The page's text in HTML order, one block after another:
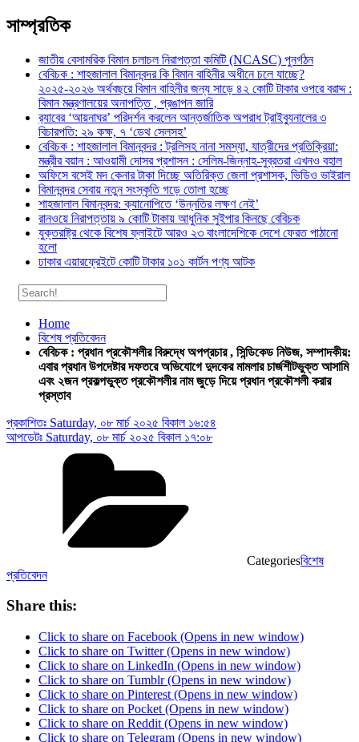
সাম্প্রতিক
জাতীয় বেসামরিক বিমান চলাচল নিরাপত্তা কমিটি (NCASC) পুনর্গঠন
বেবিচক : শাহজালাল বিমানবন্দর কি বিমান বাহিনীর অধীনে চলে যাচ্ছে?
২০২৫-২০২৬ অর্থবছরে বিমান বাহিনীর জন্য সাড়ে ৪২ কোটি টাকার ওপরে বরাদ্দ :
বিমান মন্ত্রণালয়ের অনাপত্তি , প্রঙাপন জারি
র‍্যাবের ‘আয়নাঘর’ পরিদর্শন করলেন আন্তর্জাতিক অপরাধ ট্রাইব্যুনালের ৩
বিচারপতি: ২৯ কক্ষ, ৭ ‘ডেথ সেলসহ’
বেবিচক : শাহজালাল বিমানবন্দর : ট্রলিসহ নানা সমস্যা, যাত্রীদের প্রতিক্রিয়া:
মন্ত্রীর বয়ান : আওয়ামী দোসর প্রশাসন : সেলিম-জিন্নাহ-সুব্রতরা এখনও বহাল
অফিসে বসেই মদ কেনার টাকা দিচ্ছে অতিরিক্ত জেলা প্রশাসক, ভিডিও ভাইরাল
বিমানবন্দর সেবায় নতুন সংস্কৃতি গড়ে তোলা হচ্ছে
শাহজালাল বিমানবন্দর: ক্যানোপিতে ‘উন্নতির লক্ষণ নেই’
রানওয়ে নিরাপত্তায় ৯ কোটি টাকায় আধুনিক সুইপার কিনছে বেবিচক
যুক্তরাষ্ট্র থেকে বিশেষ ফ্লাইটে আরও ২৩ বাংলাদেশিকে দেশে ফেরত পাঠানো
হলো
ঢাকার এয়ারফ্রেইটে কোটি টাকার ১০১ কার্টন পণ্য আটক
Home
বিশেষ প্রতিবেদন
বেবিচক : প্রধান প্রকৌশলীর বিরুদ্ধে অপপ্রচার , সিন্ডিকেড নিউজ, সম্পাদকীয়:
এবার প্রধান উপদেষ্টার দফতরে অভিযোগে দুদকের মামলার চার্জশীটভুক্ত আসামি
এবং ২জন প্রকল্পভুক্ত প্রকৌশলীর নাম জুড়ে দিয়ে প্রধান প্রকৌশলী করার
প্রস্তাব
প্রকাশিতঃ Saturday, ০৮ মার্চ ২০২৫ বিকাল ১৬:৫৪
আপডেটঃ Saturday, ০৮ মার্চ ২০২৫ বিকাল ১৭:০৮
Categoriesবিশেষ
প্রতিবেদন
Share this:
Click to share on Facebook (Opens in new window)
Click to share on Twitter (Opens in new window)
Click to share on LinkedIn (Opens in new window)
Click to share on Tumblr (Opens in new window)
Click to share on Pinterest (Opens in new window)
Click to share on Pocket (Opens in new window)
Click to share on Reddit (Opens in new window)
Click to share on Telegram (Opens in new window)